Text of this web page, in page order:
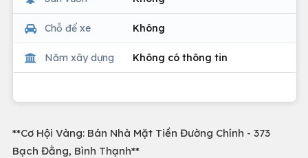
Chỗ để xe Không
Năm xây dựng Không có thông tin
**Cơ Hội Vàng: Bán Nhà Mặt Tiền Đường Chính - 373
Bạch Đằng, Bình Thạnh**